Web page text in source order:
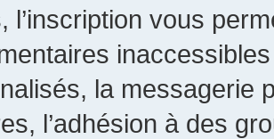
l’inscription vous
la messagerie
l’adhésion à des